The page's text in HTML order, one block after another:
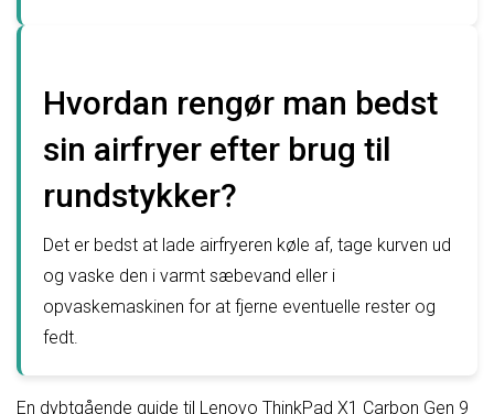
Hvordan rengør man bedst
sin airfryer efter brug til
rundstykker?
Det er bedst at lade airfryeren køle af, tage kurven ud
og vaske den i varmt sæbevand eller i
opvaskemaskinen for at fjerne eventuelle rester og
fedt.
En dybtgående guide til Lenovo ThinkPad X1 Carbon Gen 9